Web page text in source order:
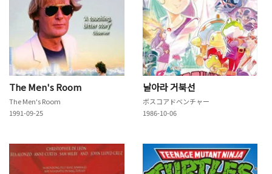
The Men's Room
The Men's Room
1991-09-25
날아라 거북선
ボスコアドベンチャー
1986-10-06